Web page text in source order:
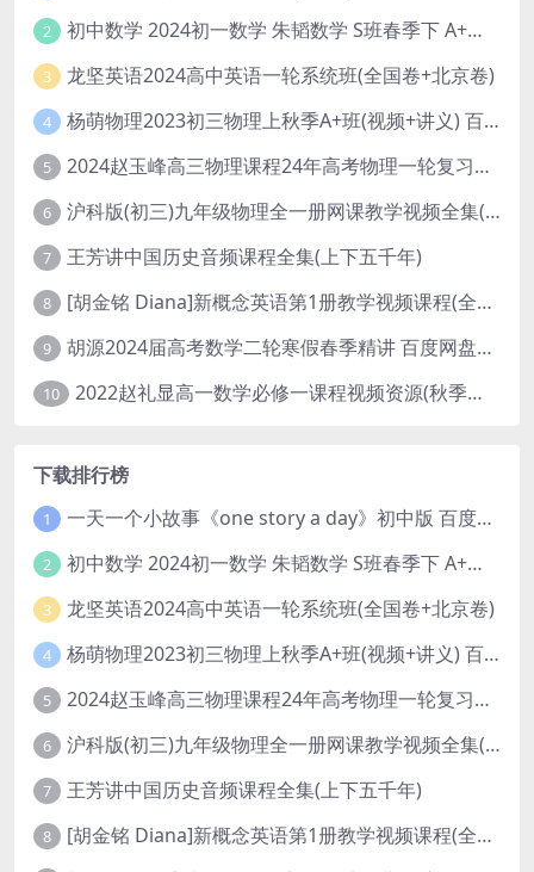
2 初中数学 2024初一数学 朱韬数学 S班春季下 A+班春季下 百度云网盘
3 龙坚英语2024高中英语一轮系统班(全国卷+北京卷)
4 杨萌物理2023初三物理上秋季A+班(视频+讲义) 百度网盘分享
5 2024赵玉峰高三物理课程24年高考物理一轮复习网课教程
6 沪科版(初三)九年级物理全一册网课教学视频全集(录播版 杜春雨 66讲)
7 王芳讲中国历史音频课程全集(上下五千年)
8 [胡金铭 Diana]新概念英语第1册教学视频课程(全集 百度网盘下载)
9 胡源2024届高考数学二轮寒假春季精讲 百度网盘分享
10 2022赵礼显高一数学必修一课程视频资源(秋季班 含讲义)百度网盘云
下载排行榜
1 一天一个小故事《one story a day》初中版 百度网盘分享下载
2 初中数学 2024初一数学 朱韬数学 S班春季下 A+班春季下 百度云网盘
3 龙坚英语2024高中英语一轮系统班(全国卷+北京卷)
4 杨萌物理2023初三物理上秋季A+班(视频+讲义) 百度网盘分享
5 2024赵玉峰高三物理课程24年高考物理一轮复习网课教程
6 沪科版(初三)九年级物理全一册网课教学视频全集(录播版 杜春雨 66讲)
7 王芳讲中国历史音频课程全集(上下五千年)
8 [胡金铭 Diana]新概念英语第1册教学视频课程(全集 百度网盘下载)